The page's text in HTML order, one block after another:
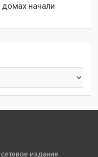
начали
издание